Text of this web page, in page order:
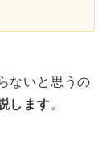
ないと思うの
します。